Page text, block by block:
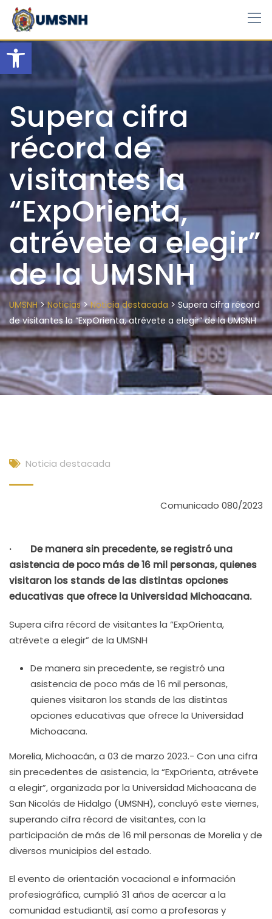
Open toolbar
Skip
content
Supera cifra
récord de
visitantes la
“ExpOrienta,
atrévete a elegir”
de la UMSNH
UMSNH>Noticias>Noticia destacada > Supera cifra récord
de visitantes la “ExpOrienta, atrévete a elegir” de la UMSNH
Noticia destacada
Comunicado 080/2023
· De manera sin precedente, se registró una
asistencia de poco más de 16 mil personas, quienes
visitaron los stands de las distintas opciones
educativas que ofrece la Universidad Michoacana.
Supera cifra récord de visitantes la “ExpOrienta,
atrévete a elegir” de la UMSNH
De manera sin precedente, se registró una
asistencia de poco más de 16 mil personas,
quienes visitaron los stands de las distintas
opciones educativas que ofrece la Universidad
Michoacana.
Morelia, Michoacán, a 03 de marzo 2023.- Con una cifra
sin precedentes de asistencia, la “ExpOrienta, atrévete
a elegir”, organizada por la Universidad Michoacana de
San Nicolás de Hidalgo (UMSNH), concluyó este viernes,
superando cifra récord de visitantes, con la
participación de más de 16 mil personas de Morelia y de
diversos municipios del estado.
El evento de orientación vocacional e información
profesiográfica, cumplió 31 años de acercar a la
comunidad estudiantil, así como a profesoras y